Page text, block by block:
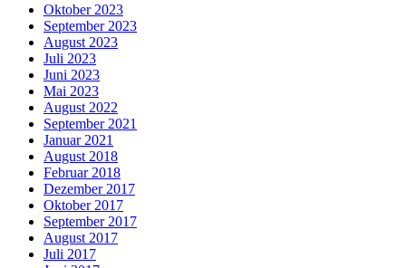
Oktober 2023
September 2023
August 2023
Juli 2023
Juni 2023
Mai 2023
August 2022
September 2021
Januar 2021
August 2018
Februar 2018
Dezember 2017
Oktober 2017
September 2017
August 2017
Juli 2017